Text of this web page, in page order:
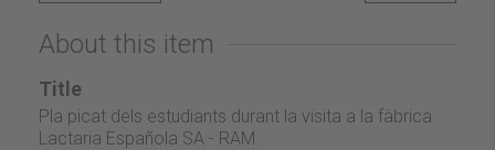
About this item
Title
Pla picat dels estudiants durant la visita a la fàbrica
Lactaria Española SA - RAM.